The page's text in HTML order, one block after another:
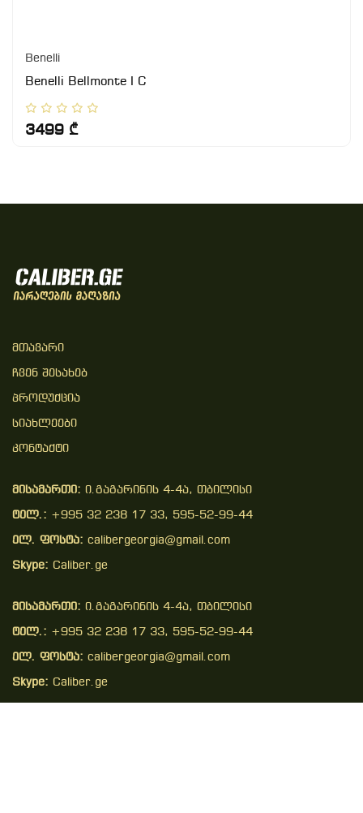
Benelli
Benelli Bellmonte I C
3499 ₾
Მთავარი
Ჩვენ Შესახებ
Პროდუქცია
Სიახლეები
Კონტაქტი
მისამართი: ი.გაგარინის 4-4ა, თბილისი
ტელ.: +995 32 238 17 33, 595-52-99-44
ელ. ფოსტა: calibergeorgia@gmail.com
Skype: Caliber.ge
მისამართი: ი.გაგარინის 4-4ა, თბილისი
ტელ.: +995 32 238 17 33, 595-52-99-44
ელ. ფოსტა: calibergeorgia@gmail.com
Skype: Caliber.ge